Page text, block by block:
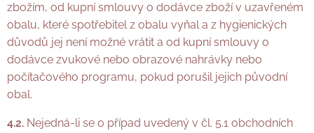
zbožím, od kupní smlouvy o dodávce zboží v uzavřeném
obalu, které spotřebitel z obalu vyňal a z hygienických
důvodů jej není možné vrátit a od kupní smlouvy o
dodávce zvukové nebo obrazové nahrávky nebo
počítačového programu, pokud porušil jejich původní
obal.
4.2. Nejedná-li se o případ uvedený v čl. 5.1 obchodních